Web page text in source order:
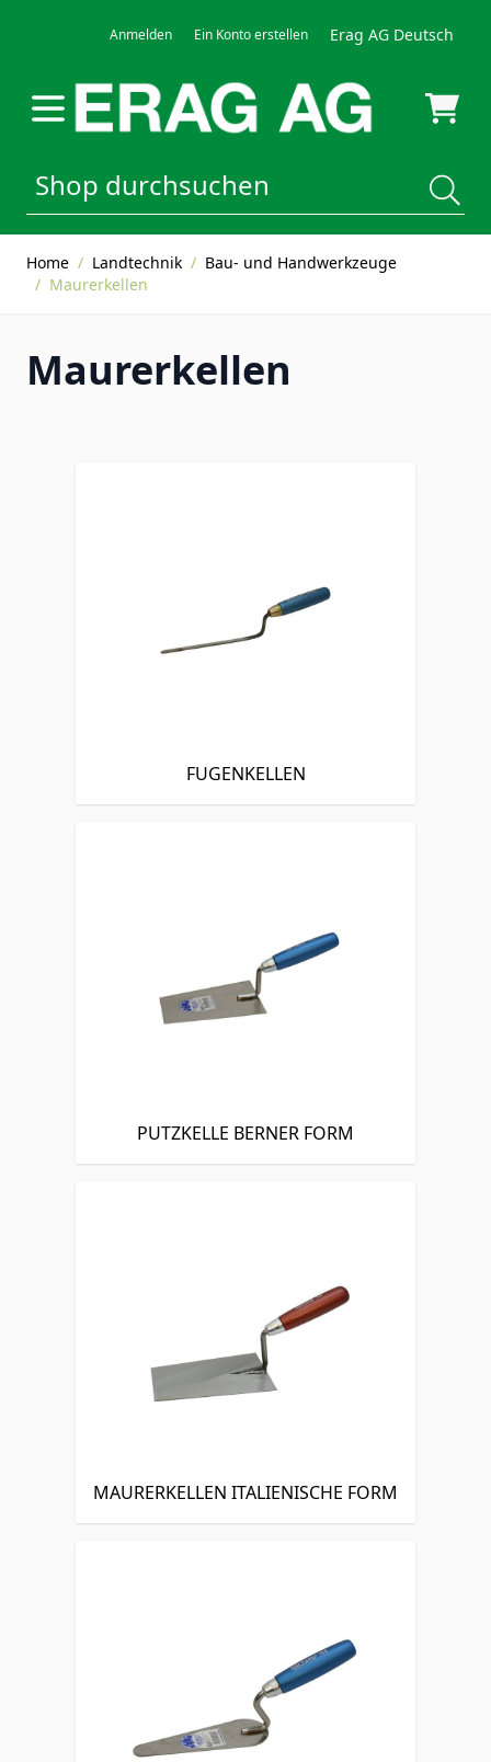
Anmelden Ein Konto erstellen Erag AG Deutsch
Home / Landtechnik / Bau- und Handwerkzeuge
/ Maurerkellen
Maurerkellen
FUGENKELLEN
PUTZKELLE BERNER FORM
MAURERKELLEN ITALIENISCHE FORM